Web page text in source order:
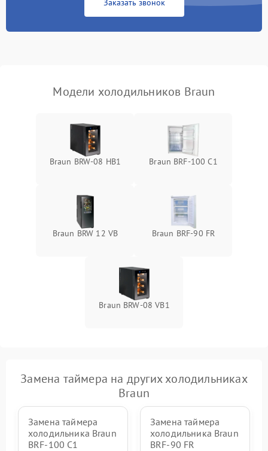
работе
2000 ₽ Подробнее →
Заказать звонок
Модели холодильников Braun
Braun BRW-08 HB1 Braun BRF-100 C1
Braun BRW 12 VB Braun BRF-90 FR
Braun BRW-08 VB1
Замена таймера на других холодильниках
Braun
Замена таймера
холодильника Braun
BRF-100 C1
Замена таймера
холодильника Braun
BRF-90 FR